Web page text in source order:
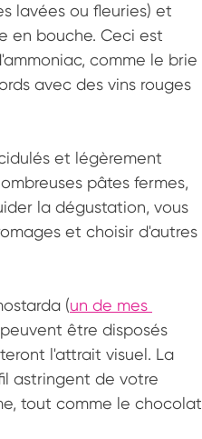
lavées ou fleuries) et
en bouche. Ceci est
comme le brie
avec des vins rouges
et légèrement
pâtes fermes,
la dégustation, vous
et choisir d'autres
(un de mes
être disposés
l'attrait visuel. La
astringent de votre
tout comme le chocolat